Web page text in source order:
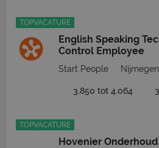
TOPVACATURE
English Speaking
Control Employee
Start People Nijmegen
3.850 tot 4.064
TOPVACATURE
Hovenier Onderhoud